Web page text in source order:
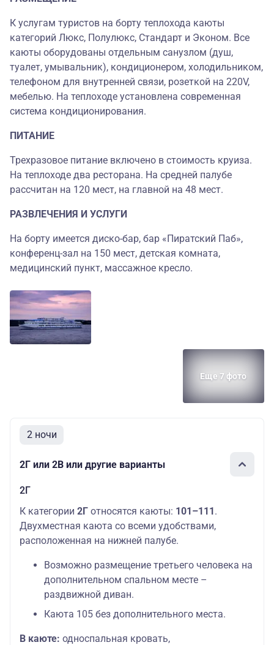
К услугам туристов на борту теплохода каюты
категорий Люкс, Полулюкс, Стандарт и Эконом. Все
каюты оборудованы отдельным санузлом (душ,
туалет, умывальник), кондиционером, холодильником,
телефоном для внутренней связи, розеткой на 220V,
мебелью. На теплоходе установлена современная
система кондиционирования.
ПИТАНИЕ
Трехразовое питание включено в стоимость круиза.
На теплоходе два ресторана. На средней палубе
рассчитан на 120 мест, на главной на 48 мест.
РАЗВЛЕЧЕНИЯ И УСЛУГИ
На борту имеется диско-бар, бар «Пиратский Паб»,
конференц-зал на 150 мест, детская комната,
медицинский пункт, массажное кресло.
Еще 7 фото
2 ночи
2Г или 2В или другие варианты
2Г
К категории 2Г относятся каюты: 101–111.
Двухместная каюта со всеми удобствами,
расположенная на нижней палубе.
Возможно размещение третьего человека на
дополнительном спальном месте –
раздвижной диван.
Каюта 105 без дополнительного места.
В каюте: односпальная кровать,